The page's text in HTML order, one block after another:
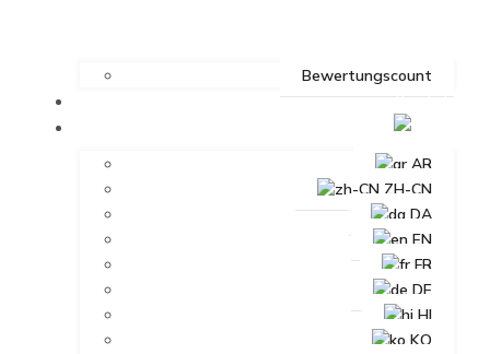
Bewertungscount
Kontakt
AR
ZH-CN
DA
EN
FR
DE
HI
KO